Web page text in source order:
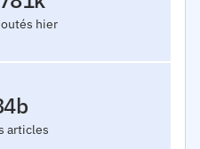
hier
articles